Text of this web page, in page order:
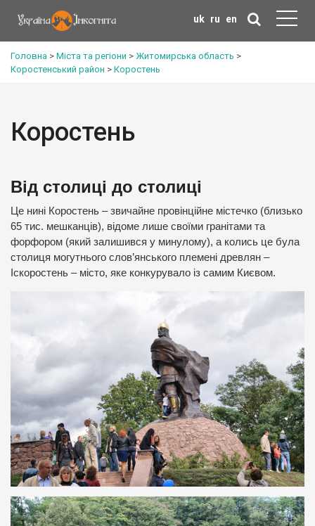
uk ru en
Головна > Міста та регіони > Житомирська область >
Коростенський район > Коростень
Коростень
Від столиці до столиці
Це нині Коростень – звичайне провінційне містечко (близько
65 тис. мешканців), відоме лише своїми гранітами та
форфором (який залишився у минулому), а колись це була
столиця могутнього слов’янського племені древлян –
Іскоростень – місто, яке конкурувало із самим Києвом.